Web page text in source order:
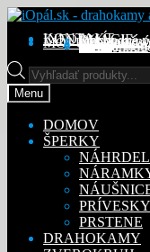
Preskočiť
navigáciu
Preskočiť
obsah
KONTAKT
INFORMÁCIE
Obchodné
Ochrana
MÔJ ÚČETObjednávky
Adresy
Detaily účtu
Na
Products
search
Menu
DOMOV
ŠPERKY
PRÍVESKY
PRSTENE
DRAHOKAMY